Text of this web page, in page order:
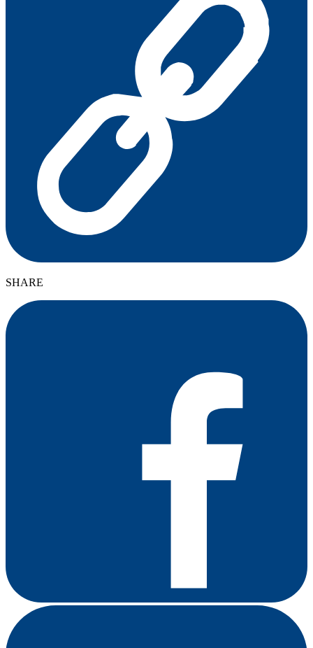
SHARE